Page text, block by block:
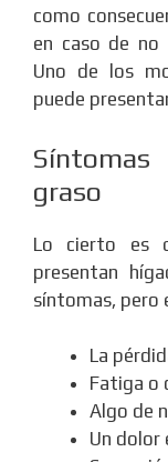
como
en caso de no
Uno de los
puede
graso
Lo cierto es
presentan
síntomas, pero
La
Fatiga o
Algo de
Un dolor